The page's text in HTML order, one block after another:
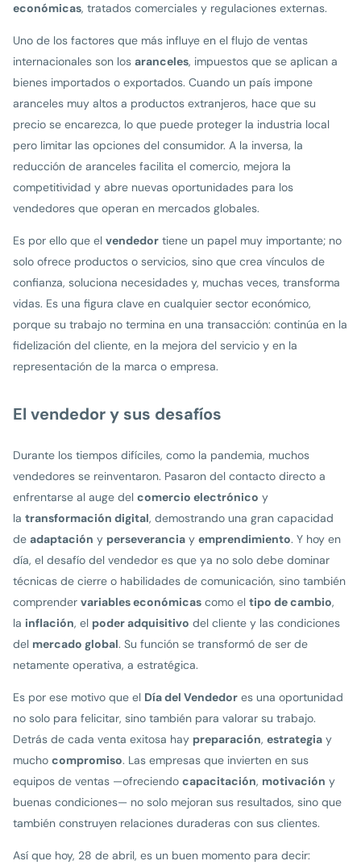
económicas, tratados comerciales y regulaciones externas.
Uno de los factores que más influye en el flujo de ventas
internacionales son los aranceles, impuestos que se aplican a
bienes importados o exportados. Cuando un país impone
aranceles muy altos a productos extranjeros, hace que su
precio se encarezca, lo que puede proteger la industria local
pero limitar las opciones del consumidor. A la inversa, la
reducción de aranceles facilita el comercio, mejora la
competitividad y abre nuevas oportunidades para los
vendedores que operan en mercados globales.
Es por ello que el vendedor tiene un papel muy importante; no
solo ofrece productos o servicios, sino que crea vínculos de
confianza, soluciona necesidades y, muchas veces, transforma
vidas. Es una figura clave en cualquier sector económico,
porque su trabajo no termina en una transacción: continúa en la
fidelización del cliente, en la mejora del servicio y en la
representación de la marca o empresa.
El vendedor y sus desafíos
Durante los tiempos difíciles, como la pandemia, muchos
vendedores se reinventaron. Pasaron del contacto directo a
enfrentarse al auge del comercio electrónico y
la transformación digital, demostrando una gran capacidad
de adaptación y perseverancia y emprendimiento. Y hoy en
día, el desafío del vendedor es que ya no solo debe dominar
técnicas de cierre o habilidades de comunicación, sino también
comprender variables económicas como el tipo de cambio,
la inflación, el poder adquisitivo del cliente y las condiciones
del mercado global. Su función se transformó de ser de
netamente operativa, a estratégica.
Es por ese motivo que el Día del Vendedor es una oportunidad
no solo para felicitar, sino también para valorar su trabajo.
Detrás de cada venta exitosa hay preparación, estrategia y
mucho compromiso. Las empresas que invierten en sus
equipos de ventas —ofreciendo capacitación, motivación y
buenas condiciones— no solo mejoran sus resultados, sino que
también construyen relaciones duraderas con sus clientes.
Así que hoy, 28 de abril, es un buen momento para decir: